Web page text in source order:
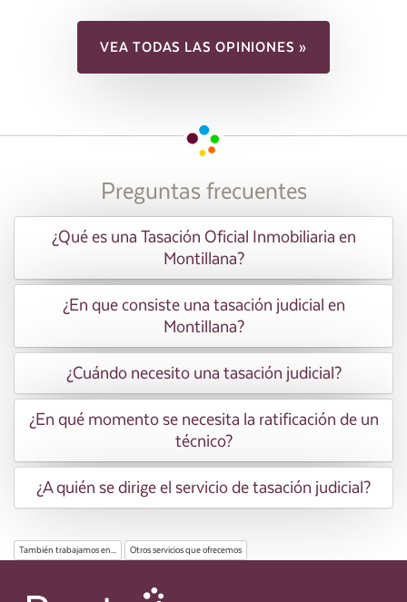
VEA TODAS LAS OPINIONES »
Preguntas frecuentes
¿Qué es una Tasación Oficial Inmobiliaria en
Montillana?
¿En que consiste una tasación judicial en
Montillana?
¿Cuándo necesito una tasación judicial?
¿En qué momento se necesita la ratificación de un
técnico?
¿A quién se dirige el servicio de tasación judicial?
También trabajamos en... Otros servicios que ofrecemos